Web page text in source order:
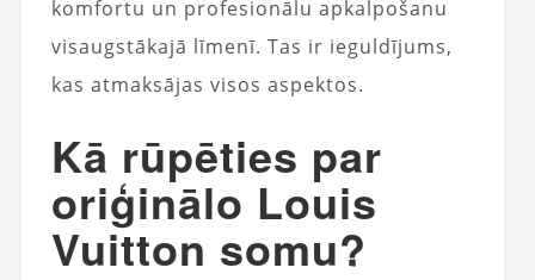
komfortu un profesionālu apkalpošanu
visaugstākajā līmenī. Tas ir ieguldījums,
kas atmaksājas visos aspektos.
Kā rūpēties par
oriģinālo Louis
Vuitton somu?